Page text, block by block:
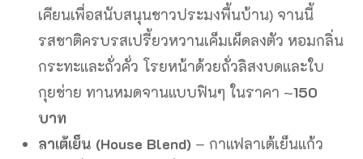
เคียนเพื่อสนับสนุนชาวประมงพื้นบ้าน) จานนี้
รสชาติครบรสเปรี้ยวหวานเค็มเผ็ดลงตัว หอมกลิ่น
กระทะและถั่วคั่ว โรยหน้าด้วยถั่วลิสงบดและใบ
กุยช่าย ทานหมดจานแบบฟินๆ ในราคา ~150
บาท
ลาเต้เย็น (House Blend) – กาแฟลาเต้เย็นแก้ว